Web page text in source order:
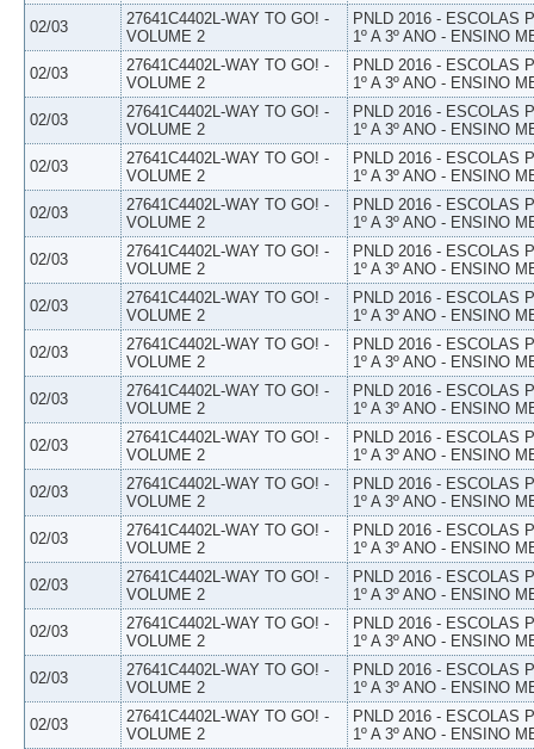
02/03
27641C4402L-WAY TO GO! -
VOLUME 2
PNLD 2016 - ESCOLAS
1º A 3º ANO - ENSINO
02/03
27641C4402L-WAY TO GO! -
VOLUME 2
PNLD 2016 - ESCOLAS
1º A 3º ANO - ENSINO
02/03
27641C4402L-WAY TO GO! -
VOLUME 2
PNLD 2016 - ESCOLAS
1º A 3º ANO - ENSINO
02/03
27641C4402L-WAY TO GO! -
VOLUME 2
PNLD 2016 - ESCOLAS
1º A 3º ANO - ENSINO
02/03
27641C4402L-WAY TO GO! -
VOLUME 2
PNLD 2016 - ESCOLAS
1º A 3º ANO - ENSINO
02/03
27641C4402L-WAY TO GO! -
VOLUME 2
PNLD 2016 - ESCOLAS
1º A 3º ANO - ENSINO
02/03
27641C4402L-WAY TO GO! -
VOLUME 2
PNLD 2016 - ESCOLAS
1º A 3º ANO - ENSINO
02/03
27641C4402L-WAY TO GO! -
VOLUME 2
PNLD 2016 - ESCOLAS
1º A 3º ANO - ENSINO
02/03
27641C4402L-WAY TO GO! -
VOLUME 2
PNLD 2016 - ESCOLAS
1º A 3º ANO - ENSINO
02/03
27641C4402L-WAY TO GO! -
VOLUME 2
PNLD 2016 - ESCOLAS
1º A 3º ANO - ENSINO
02/03
27641C4402L-WAY TO GO! -
VOLUME 2
PNLD 2016 - ESCOLAS
1º A 3º ANO - ENSINO
02/03
27641C4402L-WAY TO GO! -
VOLUME 2
PNLD 2016 - ESCOLAS
1º A 3º ANO - ENSINO
02/03
27641C4402L-WAY TO GO! -
VOLUME 2
PNLD 2016 - ESCOLAS
1º A 3º ANO - ENSINO
02/03
27641C4402L-WAY TO GO! -
VOLUME 2
PNLD 2016 - ESCOLAS
1º A 3º ANO - ENSINO
02/03
27641C4402L-WAY TO GO! -
VOLUME 2
PNLD 2016 - ESCOLAS
1º A 3º ANO - ENSINO
02/03
27641C4402L-WAY TO GO! -
VOLUME 2
PNLD 2016 - ESCOLAS
1º A 3º ANO - ENSINO